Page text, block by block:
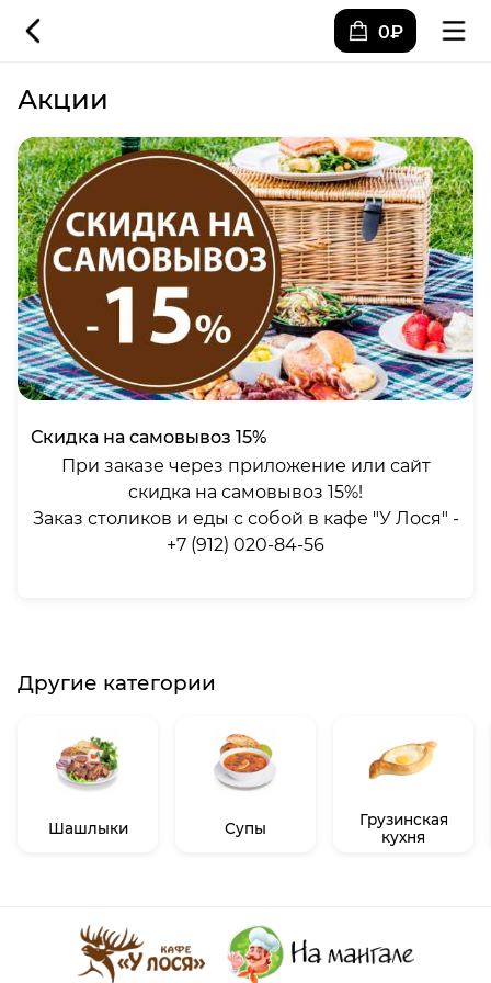
0₽
Акции
Скидка на самовывоз 15%
При заказе через приложение или сайт
скидка на самовывоз 15%!
Заказ столиков и еды с собой в кафе "У Лося" -
+7 (912) 020-84-56
Другие категории
Шашлыки Супы
Грузинская
кухня